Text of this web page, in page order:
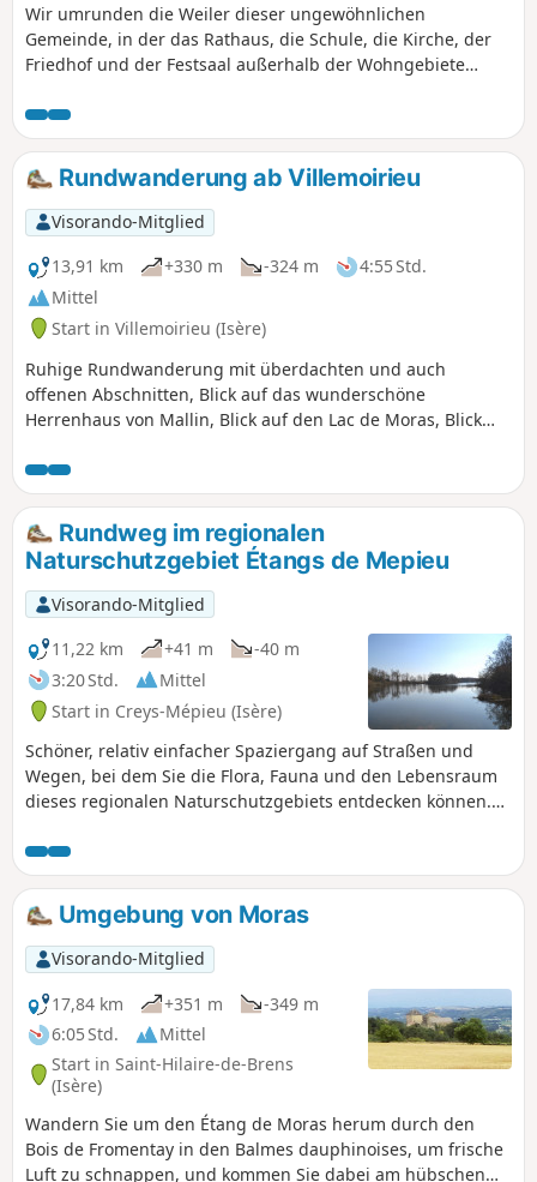
Wir umrunden die Weiler dieser ungewöhnlichen
Gemeinde, in der das Rathaus, die Schule, die Kirche, der
Friedhof und der Festsaal außerhalb der Wohngebiete
und Panoramablicke auf die Ebene des Ain.
Rundwanderung ab Villemoirieu
Visorando-Mitglied
13,91 km
+330 m -324 m
4:55 Std.
Mittel
Start in Villemoirieu (Isère)
Ruhige Rundwanderung mit überdachten und auch
offenen Abschnitten, Blick auf das wunderschöne
Herrenhaus von Mallin, Blick auf den Lac de Moras, Blick
Steinhäusern, in einer Höhle versteckte Quelle.
Rundweg im regionalen
Naturschutzgebiet Étangs de Mepieu
Visorando-Mitglied
11,22 km
+41 m
-40 m
3:20 Std.
Mittel
Start in Creys-Mépieu (Isère)
Schöner, relativ einfacher Spaziergang auf Straßen und
Wegen, bei dem Sie die Flora, Fauna und den Lebensraum
dieses regionalen Naturschutzgebiets entdecken können.
Anstieg in der Mitte der Strecke. Eine Bewertung vom
17.04.23 weist darauf hin, dass ein Abschnitt ab (6) nun
privat ist, aber es ist möglich, dass der markierte Weg
umgeleitet wurde oder dass der Wanderer den Weg
aufgrund von Bauarbeiten nicht gefunden hat. Wir bitten
diejenigen, die dort vorbeikommen, dies zu bestätigen oder
zu widerlegen.
Umgebung von Moras
Visorando-Mitglied
17,84 km
+351 m
-349 m
6:05 Std.
Mittel
Start in Saint-Hilaire-de-Brens
(Isère)
Wandern Sie um den Étang de Moras herum durch den
Bois de Fromentay in den Balmes dauphinoises, um frische
Luft zu schnappen, und kommen Sie dabei am hübschen